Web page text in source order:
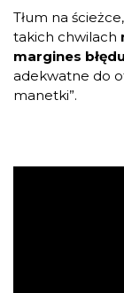
Tłum na
takich chwilach
margines błędu
adekwatne do
manetki”.